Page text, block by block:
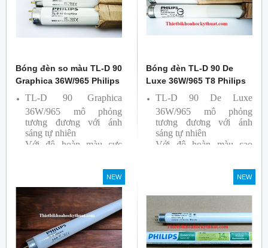
Bóng đèn so màu TL-D 90
Graphica 36W/965 Philips
TL-D 90 Graphica
36W/965 mô phỏng
tương đương với ánh
sáng tự nhiên
Với độ hoàn màu cực
Sản phẩm được sản xuất
bởi hãng Philips, xuất xứ
Ba lan
Bóng đèn TL-D 90 De
Luxe 36W/965 T8 Philips
TL-D 90 De Luxe
36W/965 mô phỏng
tương đương với ánh
sáng tự nhiên
Với độ hoàn màu cao
Sản phẩm được sản xuất
NEW NEW